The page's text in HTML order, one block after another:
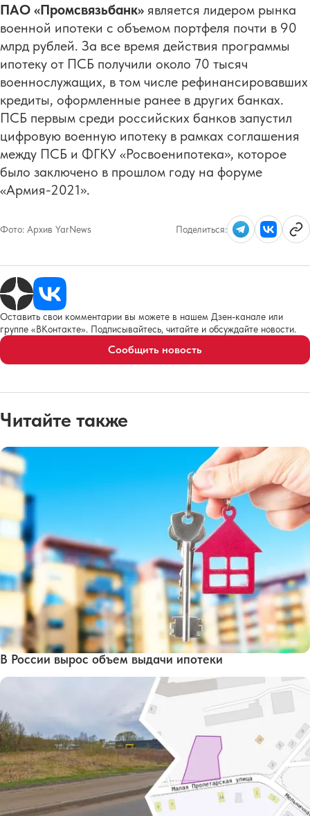
ПАО «Промсвязьбанк» является лидером рынка
военной ипотеки с объемом портфеля почти в 90
млрд рублей. За все время действия программы
ипотеку от ПСБ получили около 70 тысяч
военнослужащих, в том числе рефинансировавших
кредиты, оформленные ранее в других банках.
ПСБ первым среди российских банков запустил
цифровую военную ипотеку в рамках соглашения
между ПСБ и ФГКУ «Росвоенипотека», которое
было заключено в прошлом году на форуме
«Армия-2021».
Фото: Архив YarNews Поделиться:
Оставить свои комментарии вы можете в нашем Дзен-канале или
группе «ВКонтакте». Подписывайтесь, читайте и обсуждайте новости.
Сообщить новость
Читайте также
В России вырос объем выдачи ипотеки